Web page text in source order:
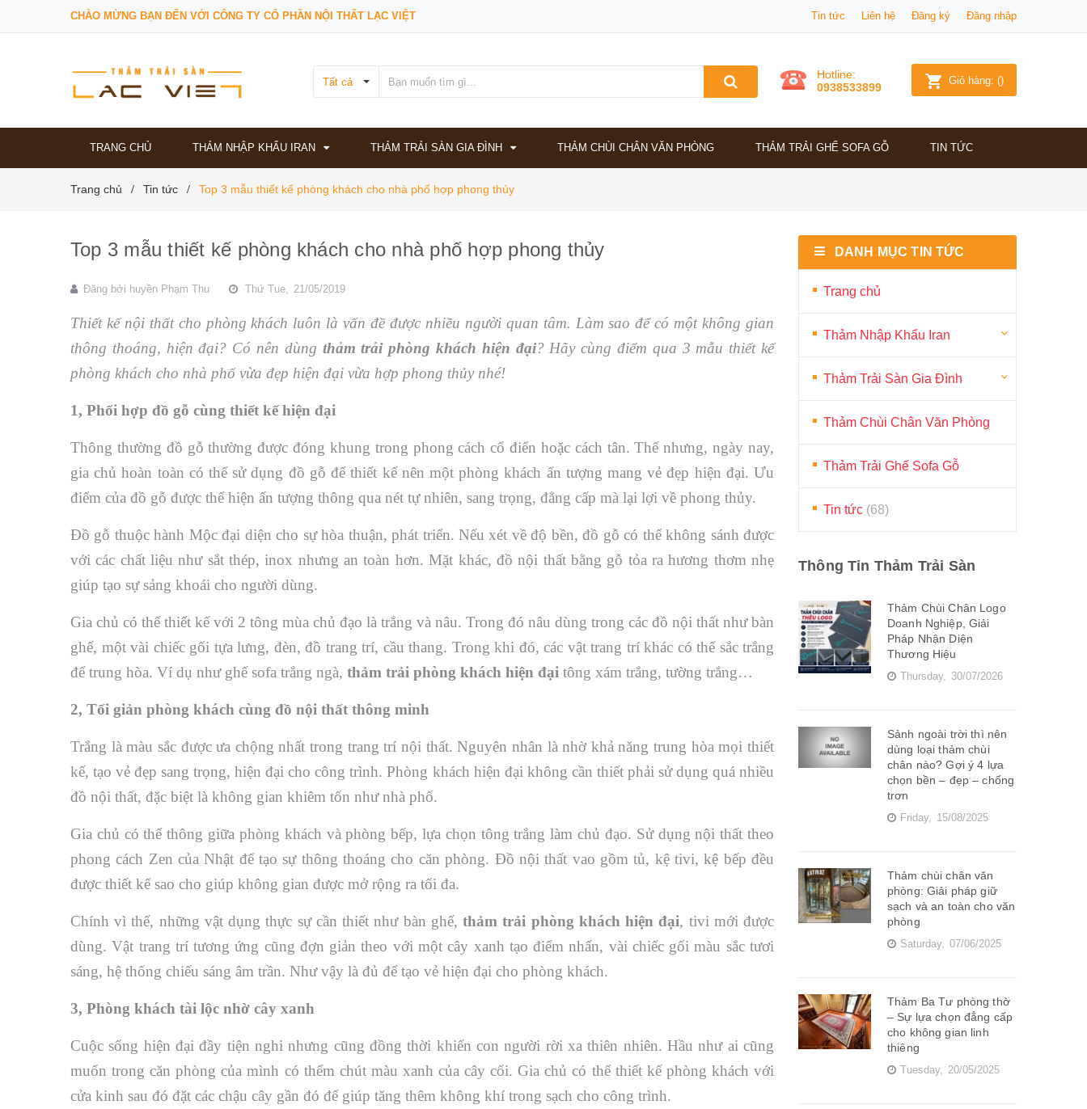
CHÀO MỪNG BẠN ĐẾN VỚI CÔNG TY CỔ PHẦN NỘI THẤT LẠC VIỆT Tin tức Liên hệ Đăng ký Đăng nhập
Tất cả
Hotline:
0938533899
Giỏ hàng: ()
TRANG CHỦ THẢM NHẬP KHẨU IRAN THẢM TRẢI SÀN GIA ĐÌNH THẢM CHÙI CHÂN VĂN PHÒNG THẢM TRẢI GHẾ SOFA GỖ TIN TỨC
Trang chủ / Tin tức / Top 3 mẫu thiết kế phòng khách cho nhà phố hợp phong thủy
Top 3 mẫu thiết kế phòng khách cho nhà phố hợp phong thủy
Đăng bởi huyền Phạm Thu Thứ Tue, 21/05/2019
Thiết kế nội thất cho phòng khách luôn là vấn đề được nhiều người quan tâm. Làm sao để có một không gian
thông thoáng, hiện đại? Có nên dùng thảm trải phòng khách hiện đại? Hãy cùng điểm qua 3 mẫu thiết kế
phòng khách cho nhà phố vừa đẹp hiện đại vừa hợp phong thủy nhé!
1, Phối hợp đồ gỗ cùng thiết kế hiện đại
Thông thường đồ gỗ thường được đóng khung trong phong cách cổ điển hoặc cách tân. Thế nhưng, ngày nay,
gia chủ hoàn toàn có thể sử dụng đồ gỗ để thiết kế nên một phòng khách ấn tượng mang vẻ đẹp hiện đại. Ưu
điểm của đồ gỗ được thể hiện ấn tượng thông qua nét tự nhiên, sang trọng, đẳng cấp mà lại lợi về phong thủy.
Đồ gỗ thuộc hành Mộc đại diện cho sự hòa thuận, phát triển. Nếu xét về độ bền, đồ gỗ có thể không sánh được
với các chất liệu như sắt thép, inox nhưng an toàn hơn. Mặt khác, đồ nội thất bằng gỗ tỏa ra hương thơm nhẹ
giúp tạo sự sảng khoái cho người dùng.
Gia chủ có thể thiết kế với 2 tông mùa chủ đạo là trắng và nâu. Trong đó nâu dùng trong các đồ nội thất như bàn
ghế, một vài chiếc gối tựa lưng, đèn, đồ trang trí, cầu thang. Trong khi đó, các vật trang trí khác có thể sắc trắng
để trung hòa. Ví dụ như ghế sofa trắng ngà, thảm trải phòng khách hiện đại tông xám trắng, tường trắng…
2, Tối giản phòng khách cùng đồ nội thất thông minh
Trắng là màu sắc được ưa chộng nhất trong trang trí nội thất. Nguyên nhân là nhờ khả năng trung hòa mọi thiết
kế, tạo vẻ đẹp sang trọng, hiện đại cho công trình. Phòng khách hiện đại không cần thiết phải sử dụng quá nhiều
đồ nội thất, đặc biệt là không gian khiêm tốn như nhà phố.
Gia chủ có thể thông giữa phòng khách và phòng bếp, lựa chọn tông trắng làm chủ đạo. Sử dụng nội thất theo
phong cách Zen của Nhật để tạo sự thông thoáng cho căn phòng. Đồ nội thất vao gồm tủ, kệ tivi, kệ bếp đều
được thiết kế sao cho giúp không gian được mở rộng ra tối đa.
Chính vì thế, những vật dụng thực sự cần thiết như bàn ghế,thảm trải phòng khách hiện đại, tivi mới được
dùng. Vật trang trí tương ứng cũng đợn giản theo với một cây xanh tạo điểm nhấn, vài chiếc gối màu sắc tươi
sáng, hệ thống chiếu sáng âm trần. Như vậy là đủ để tạo vẻ hiện đại cho phòng khách.
3, Phòng khách tài lộc nhờ cây xanh
Cuộc sống hiện đại đầy tiện nghi nhưng cũng đồng thời khiến con người rời xa thiên nhiên. Hầu như ai cũng
muốn trong căn phòng của mình có thểm chút màu xanh của cây cối. Gia chủ có thể thiết kế phòng khách với
cửa kinh sau đó đặt các chậu cây gần đó để giúp tăng thêm không khí trong sạch cho công trình.
DANH MỤC TIN TỨC
Trang chủ
Thảm Nhập Khẩu Iran
Thảm Trải Sàn Gia Đình
Thảm Chùi Chân Văn Phòng
Thảm Trải Ghế Sofa Gỗ
Tin tức (68)
Thông Tin Thảm Trải Sàn
Thảm Chùi Chân Logo
Doanh Nghiệp, Giải
Pháp Nhận Diện
Thương Hiệu
Thursday, 30/07/2026
Sảnh ngoài trời thì nên
dùng loại thảm chùi
chân nào? Gợi ý 4 lựa
chọn bền – đẹp – chống
trơn
Friday, 15/08/2025
Thảm chùi chân văn
phòng: Giải pháp giữ
sạch và an toàn cho văn
phòng
Saturday, 07/06/2025
Thảm Ba Tư phòng thờ
– Sự lựa chọn đẳng cấp
cho không gian linh
thiêng
Tuesday, 20/05/2025